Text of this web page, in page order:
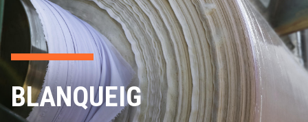
BLANQUEIG
SOSTENIBILITAT
NOTÍCIES